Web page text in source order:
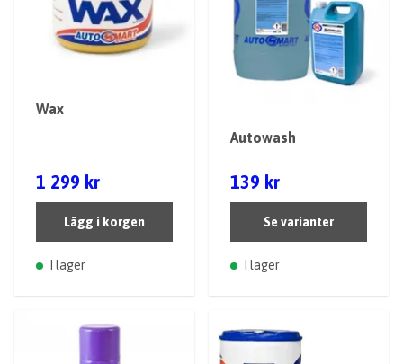
Wax
1 299 kr
Lägg i korgen
I lager
Autowash
139 kr
Se varianter
I lager